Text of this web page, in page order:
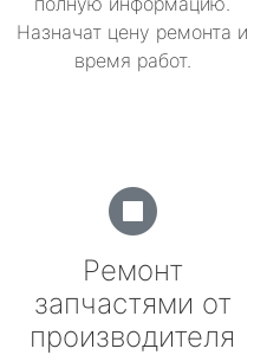
Назначат цену ремонта и
время работ.
Ремонт
запчастями от
производителя